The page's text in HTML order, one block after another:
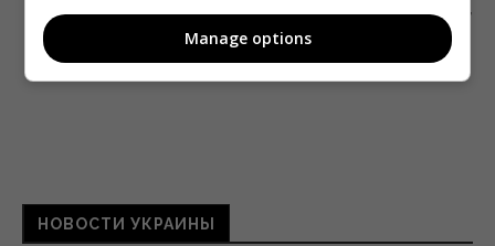
Следующий пост
БОКС-ОФИС: СЛАБЫЕ ПРЕМЬЕРЫ
НОВОСТИ УКРАИНЫ
Manage options